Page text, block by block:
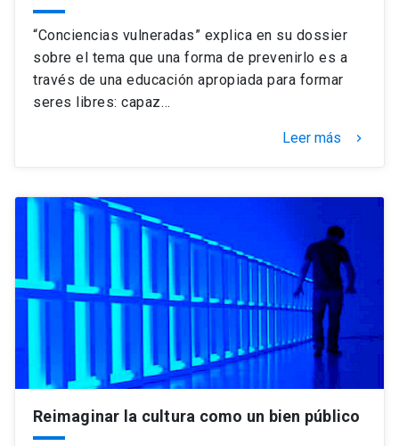
“Conciencias vulneradas” explica en su dossier
sobre el tema que una forma de prevenirlo es a
través de una educación apropiada para formar
seres libres: capaz…
Leer más keyboard_arrow_right
Reimaginar la cultura como un bien público